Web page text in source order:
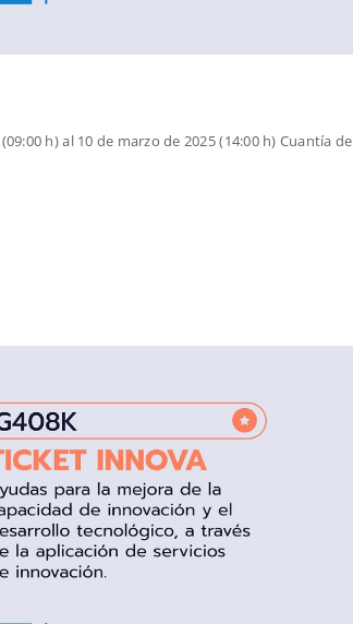
h) al 10 de marzo de 2025 (14:00 h) Cuantía de